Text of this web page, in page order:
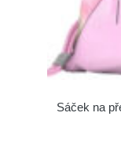
Sáček na